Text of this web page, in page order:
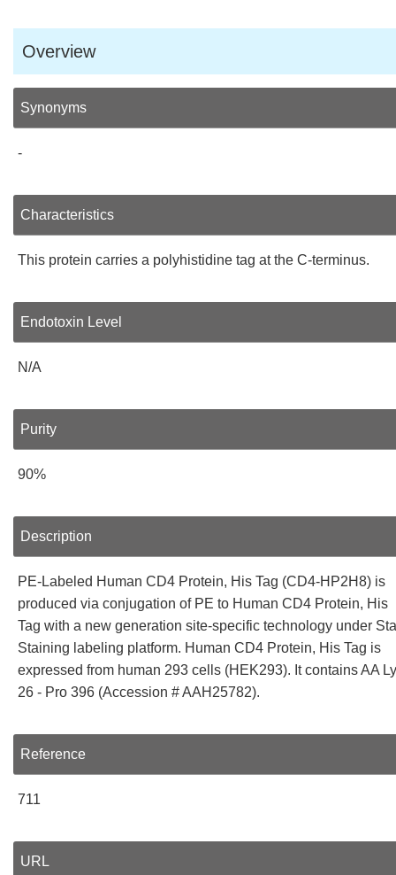
Overview
Synonyms
-
Characteristics
This protein carries a polyhistidine tag at the C-terminus.
Endotoxin Level
N/A
Purity
90%
Description
PE-Labeled Human CD4 Protein, His Tag (CD4-HP2H8) is
produced via conjugation of PE to Human CD4 Protein, His
Tag with a new generation site-specific technology under
Staining labeling platform. Human CD4 Protein, His Tag is
expressed from human 293 cells (HEK293). It contains AA
26 - Pro 396 (Accession # AAH25782).
Reference
711
URL